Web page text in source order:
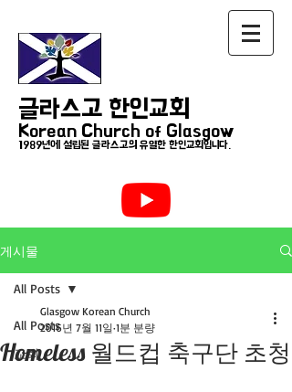
글라스고 한인교회
Korean Church of Glasgow
1989년에 설립된 글라스고의 유일한 한인교회입니다.
게시물
All Posts
교회
All Posts
Homeless 월드컵 축구단 초청
Glasgow Korean Church
2016년 7월 11일 1분 분량